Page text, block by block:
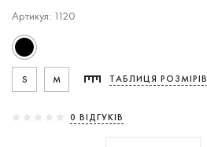
Артикул: 1120
S M ТАБЛИЦЯ РОЗМІРІВ
0 ВIДГУКIВ